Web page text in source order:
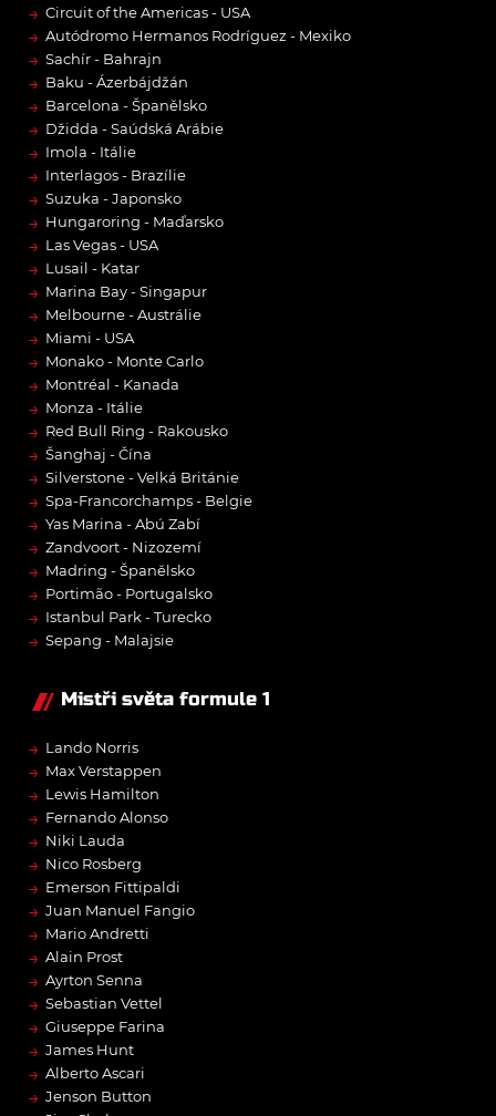
→ Circuit of the Americas - USA
→ Autódromo Hermanos Rodríguez - Mexiko
→ Sachír - Bahrajn
→ Baku - Ázerbájdžán
→ Barcelona - Španělsko
→ Džidda - Saúdská Arábie
→ Imola - Itálie
→ Interlagos - Brazílie
→ Suzuka - Japonsko
→ Hungaroring - Maďarsko
→ Las Vegas - USA
→ Lusail - Katar
→ Marina Bay - Singapur
→ Melbourne - Austrálie
→ Miami - USA
→ Monako - Monte Carlo
→ Montréal - Kanada
→ Monza - Itálie
→ Red Bull Ring - Rakousko
→ Šanghaj - Čína
→ Silverstone - Velká Británie
→ Spa-Francorchamps - Belgie
→ Yas Marina - Abú Zabí
→ Zandvoort - Nizozemí
→ Madring - Španělsko
→ Portimão - Portugalsko
→ Istanbul Park - Turecko
→ Sepang - Malajsie
Mistři světa formule 1
→ Lando Norris
→ Max Verstappen
→ Lewis Hamilton
→ Fernando Alonso
→ Niki Lauda
→ Nico Rosberg
→ Emerson Fittipaldi
→ Juan Manuel Fangio
→ Mario Andretti
→ Alain Prost
→ Ayrton Senna
→ Sebastian Vettel
→ Giuseppe Farina
→ James Hunt
→ Alberto Ascari
→ Jenson Button